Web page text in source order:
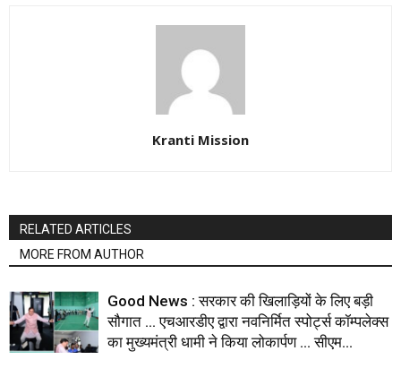
Kranti Mission
RELATED ARTICLES
MORE FROM AUTHOR
Good News : सरकार की खिलाड़ियों के लिए बड़ी
सौगात … एचआरडीए द्वारा नवनिर्मित स्पोर्ट्स कॉम्पलेक्स
का मुख्यमंत्री धामी ने किया लोकार्पण … सीएम...